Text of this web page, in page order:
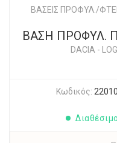
ΒΑΣΕΙΣ ΠΡΟΦΥΛ./
ΒΑΣΗ ΠΡΟΦΥΛ.
DACIA -
Κωδικός:
Διαθέσιμο